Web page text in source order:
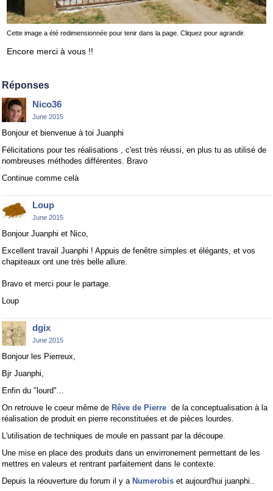
Cette image a été redimensionnée pour tenir dans la page. Cliquez pour agrandir.
Encore merci à vous !!
Réponses
Nico36
June 2015
Bonjour et bienvenue à toi Juanphi
Félicitations pour tes réalisations , c'est très réussi, en plus tu as utilisé de
nombreuses méthodes différentes. Bravo
Continue comme celà
Loup
June 2015
Bonjour Juanphi et Nico,
Excellent travail Juanphi ! Appuis de fenêtre simples et élégants, et vos
chapiteaux ont une très belle allure.
Bravo et merci pour le partage.
Loup
dgix
June 2015
Bonjour les Pierreux,
Bjr Juanphi,
Enfin du "lourd"...
On retrouve le coeur même de Rêve de Pierre de la conceptualisation à la
réalisation de produit en pierre reconstituées et de pièces lourdes.
L'utilisation de techniques de moule en passant par la découpe.
Une mise en place des produits dans un envirronement permettant de les
mettres en valeurs et rentrant parfaitement dans le contexte.
Depuis la réouverture du forum il y a Numerobis et aujourd'hui juanphi..